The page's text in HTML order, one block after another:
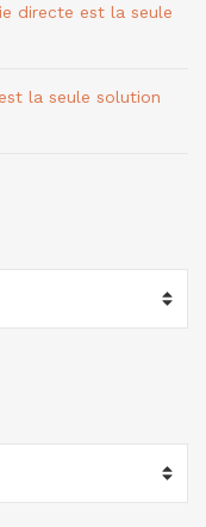
directe est la seule
la seule solution